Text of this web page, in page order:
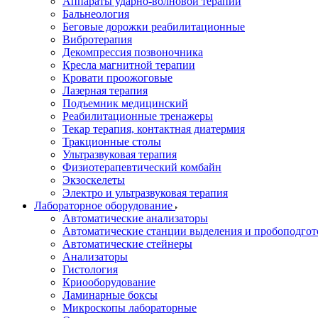
Бальнеология
Беговые дорожки реабилитационные
Вибротерапия
Декомпрессия позвоночника
Кресла магнитной терапии
Кровати проожоговые
Лазерная терапия
Подъемник медицинский
Реабилитационные тренажеры
Текар терапия, контактная диатермия
Тракционные столы
Ультразвуковая терапия
Физиотерапевтический комбайн
Экзоскелеты
Электро и ультразвуковая терапия
Лабораторное оборудование
Автоматические анализаторы
Автоматические станции выделения и
Автоматические стейнеры
Анализаторы
Гистология
Криооборудование
Ламинарные боксы
Микроскопы лабораторные